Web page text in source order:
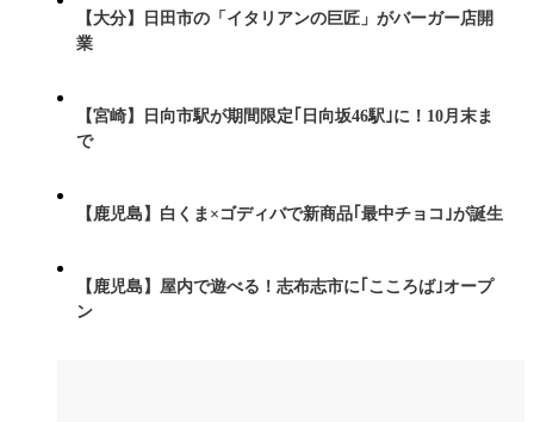
【大分】日田市の「イタリアンの巨匠」がバーガー店開
業
【宮崎】日向市駅が期間限定｢日向坂46駅｣に！10月末ま
で
【鹿児島】白くま×ゴディバで新商品｢最中チョコ｣が誕生
【鹿児島】屋内で遊べる！志布志市に｢こころば｣オープ
ン